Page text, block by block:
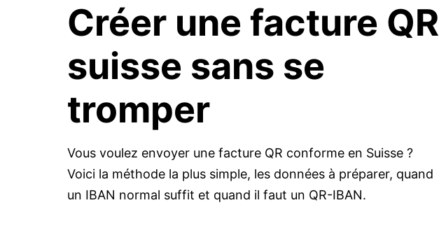
Créer une facture QR
suisse sans se
tromper
Vous voulez envoyer une facture QR conforme en Suisse ?
Voici la méthode la plus simple, les données à préparer, quand
un IBAN normal suffit et quand il faut un QR-IBAN.